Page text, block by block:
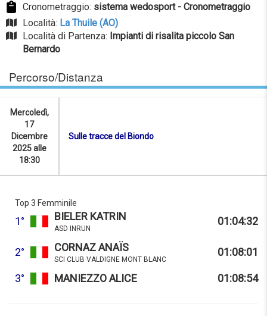
Cronometraggio: sistema wedosport - Cronometraggio
Località: La Thuile (AO)
Località di Partenza: Impianti di risalita piccolo San
Bernardo
Percorso/Distanza
Mercoledì,
17
Dicembre
2025 alle
18:30
Sulle tracce del Biondo
Top 3 Femminile
1° BIELER KATRIN
ASD INRUN
01:04:32
2° CORNAZ ANAÏS
SCI CLUB VALDIGNE MONT BLANC
01:08:01
3° MANIEZZO ALICE 01:08:54